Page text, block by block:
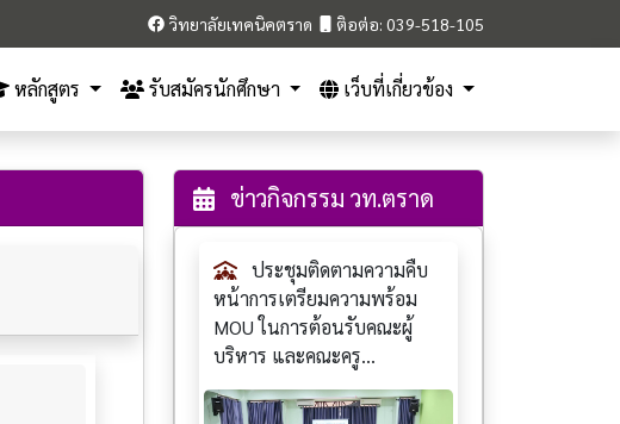
วิทยาลัยเทคนิคตราด ติอต่อ: 039-518-105
หลักสูตร รับสมัครนักศึกษา เว็บที่เกี่ยวข้อง
ข่าวกิจกรรม วท.ตราด
ประชุมติดตามความคืบ
หน้าการเตรียมความพร้อม
MOU ในการต้อนรับคณะผู้
บริหาร และคณะครู...